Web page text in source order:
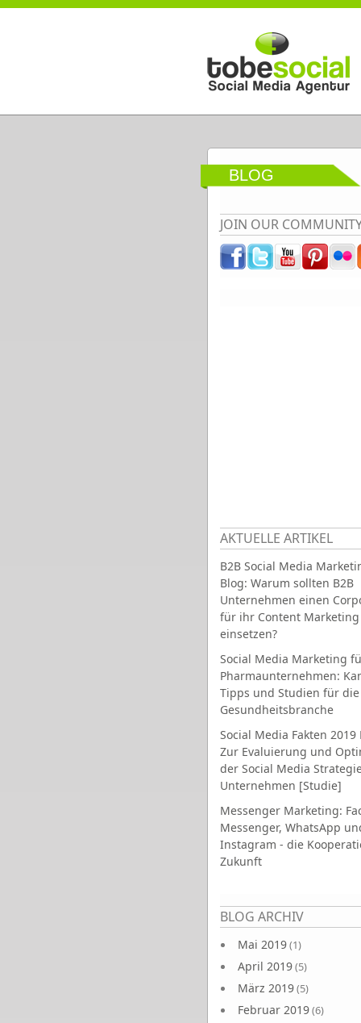
Direkt zum Inhalt
BLOG
JOIN OUR
AKTUELLE ARTIKEL
B2B Social Media
Blog: Warum sollten B2B
Unternehmen einen
für ihr Content Marketing
einsetzen?
Social Media Marketing
Pharmaunternehmen:
Tipps und Studien für die
Gesundheitsbranche
Social Media Fakten 2019
Zur Evaluierung und
der Social Media
Unternehmen [Studie]
Messenger Marketing:
Messenger, WhatsApp
Instagram - die
Zukunft
BLOG ARCHIV
Mai 2019(1)
April 2019(5)
März 2019(5)
Februar 2019(6)
Seiten